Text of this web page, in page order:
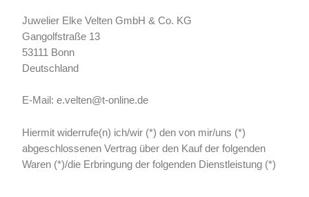
Juwelier Elke Velten GmbH & Co. KG
Gangolfstraße 13
53111 Bonn
Deutschland
E-Mail: e.velten@t-online.de
Hiermit widerrufe(n) ich/wir (*) den von mir/uns (*)
abgeschlossenen Vertrag über den Kauf der folgenden
Waren (*)/die Erbringung der folgenden Dienstleistung (*)